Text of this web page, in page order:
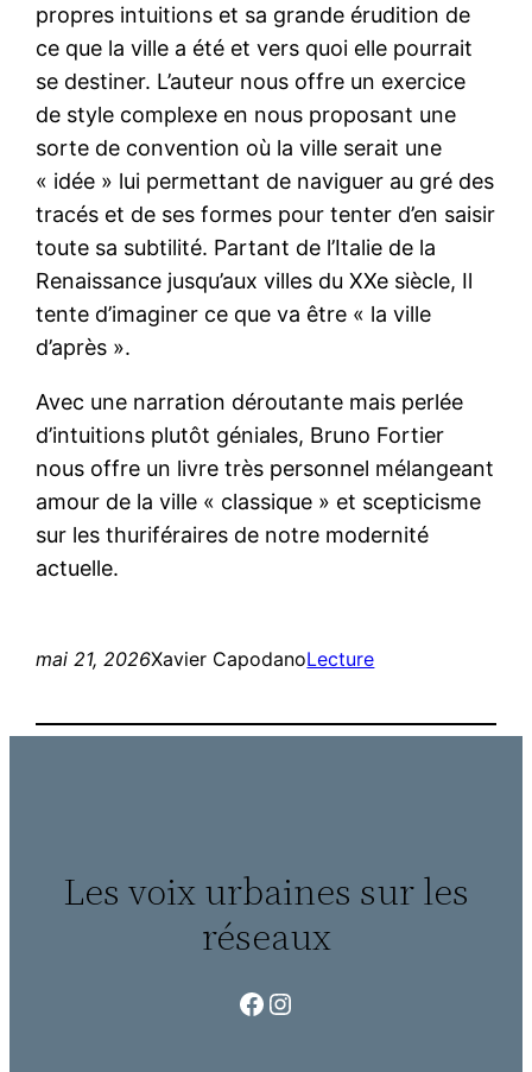
propres intuitions et sa grande érudition de
ce que la ville a été et vers quoi elle pourrait
se destiner. L’auteur nous offre un exercice
de style complexe en nous proposant une
sorte de convention où la ville serait une
« idée » lui permettant de naviguer au gré des
tracés et de ses formes pour tenter d’en saisir
toute sa subtilité. Partant de l’Italie de la
Renaissance jusqu’aux villes du XXe siècle, Il
tente d’imaginer ce que va être « la ville
d’après ».
Avec une narration déroutante mais perlée
d’intuitions plutôt géniales, Bruno Fortier
nous offre un livre très personnel mélangeant
amour de la ville « classique » et scepticisme
sur les thuriféraires de notre modernité
actuelle.
mai 21, 2026Xavier CapodanoLecture
Les voix urbaines sur les
réseaux
Facebook Instagram